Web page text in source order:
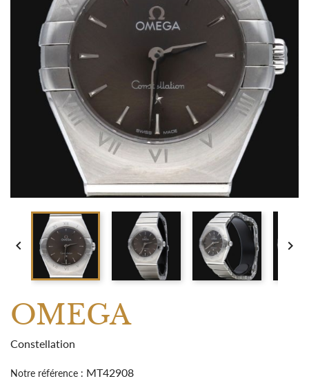
 
OMEGA
Constellation
Notre référence : MT42908